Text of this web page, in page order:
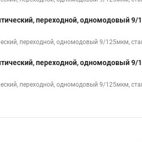
переходной, одномодовый 9/
переходной, одномодовый 9/125мкм,
переходной, одномодовый 9/
переходной, одномодовый 9/125мкм,